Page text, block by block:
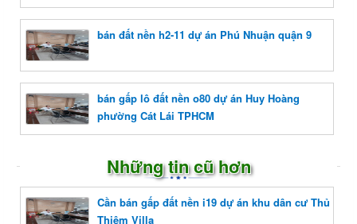
bán đất nền h2-11 dự án Phú Nhuận quận 9
bán gấp lô đất nền o80 dự án Huy Hoàng
phường Cát Lái TPHCM
Những tin cũ hơn
Cần bán gấp đất nền i19 dự án khu dân cư Thủ
Thiêm Villa